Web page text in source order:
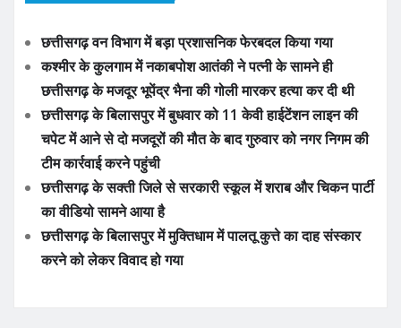
छत्तीसगढ़ वन विभाग में बड़ा प्रशासनिक फेरबदल किया गया
कश्मीर के कुलगाम में नकाबपोश आतंकी ने पत्नी के सामने ही
छत्तीसगढ़ के मजदूर भूपेंद्र भैना की गोली मारकर हत्या कर दी थी
छत्तीसगढ़ के बिलासपुर में बुधवार को 11 केवी हाईटेंशन लाइन की
चपेट में आने से दो मजदूरों की मौत के बाद गुरुवार को नगर निगम की
टीम कार्रवाई करने पहुंची
छत्तीसगढ़ के सक्ती जिले से सरकारी स्कूल में शराब और चिकन पार्टी
का वीडियो सामने आया है
छत्तीसगढ़ के बिलासपुर में मुक्तिधाम में पालतू कुत्ते का दाह संस्कार
करने को लेकर विवाद हो गया